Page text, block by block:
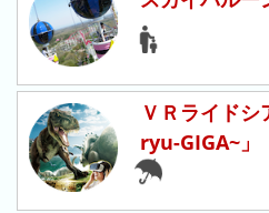
近
３
間
1
日
前
ＶＲライド
ryu-GIGA~」